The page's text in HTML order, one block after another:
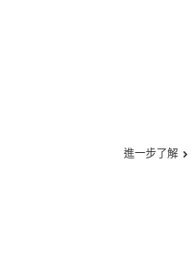
進一步了解